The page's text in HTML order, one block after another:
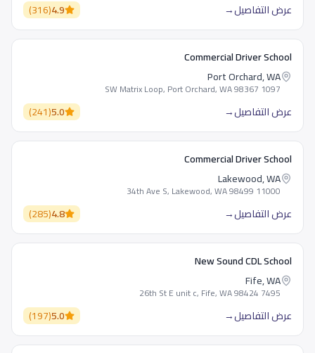
عرض التفاصيل→
4.9
(
316
)
Commercial Driver School
Port Orchard, WA
1097 SW Matrix Loop, Port Orchard, WA 98367
عرض التفاصيل→
5.0
(
241
)
Commercial Driver School
Lakewood, WA
11000 34th Ave S, Lakewood, WA 98499
عرض التفاصيل→
4.8
(
285
)
New Sound CDL School
Fife, WA
7495 26th St E unit c, Fife, WA 98424
عرض التفاصيل→
5.0
(
197
)